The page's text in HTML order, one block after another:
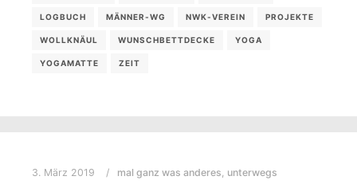
LOGBUCH MÄNNER-WG NWK-VEREIN PROJEKTE
WOLLKNÄUL WUNSCHBETTDECKE YOGA
YOGAMATTE ZEIT
3. März 2019 mal ganz was anderes unterwegs